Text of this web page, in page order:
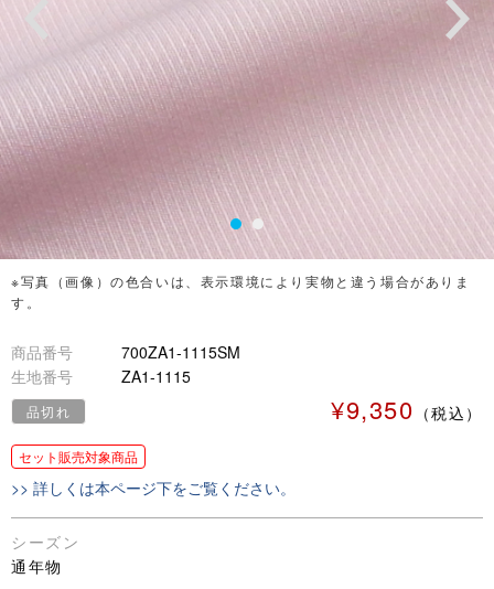
※写真（画像）の色合いは、表示環境により実物と違う場合がありま
す。
商品番号
700ZA1-1115SM
生地番号
ZA1-1115
¥9,350 （税込）
品切れ
セット販売対象商品
>> 詳しくは本ページ下をご覧ください。
シーズン
通年物